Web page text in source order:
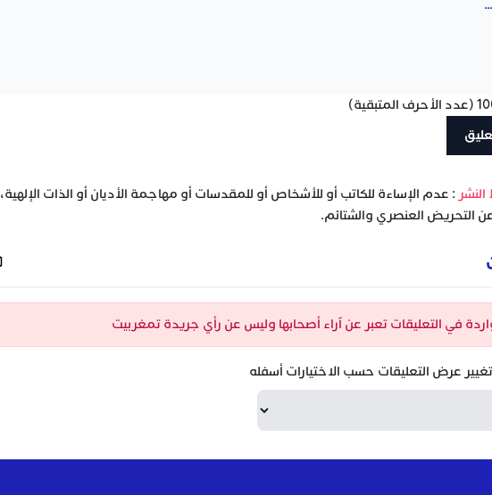
(عدد الأحرف المتبقية)
: عدم الإساءة للكاتب أو للأشخاص أو للمقدسات أو مهاجمة الأديان أو الذات الإلهية،
عن التحريض العنصري والشتائم.
في التعليقات تعبر عن آراء أصحابها وليس عن رأي جريدة تمغربيت
عرض التعليقات حسب الاختيارات أسفله